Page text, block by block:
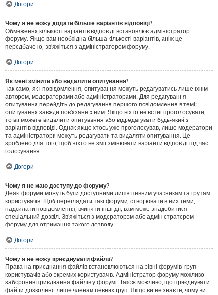
Догори
Чому я не можу додати більше варіантів відповіді?
Обмеження кількості варіантів відповіді встановлює адміністратор
форуму. Якщо вам необхідна більша кількості варіантів, аніж це
передбачено, зв'яжіться з адміністратором форуму.
Догори
Як мені змінити або видалити опитування?
Так само, як і повідомлення, опитування можуть редагуватись лише їхнім
автором, модераторами або адміністраторами. Для редагування
опитування перейдіть до редагування першого повідомлення в темі;
опитування завжди пов'язане з ним. Якщо ніхто не встиг проголосувати,
то ви можете видалити опитування або відредагувати будь-який з
варіантів відповіді. Однак якщо хтось уже проголосував, лише модератори
та адміністратори можуть редагувати та видаляти опитування. Це
зроблено для того, щоб ніхто не зміг змінювати варіанти відповіді під час
голосування.
Догори
Чому я не маю доступу до форуму?
Деякі форуми можуть бути доступними лише певним учасникам та групам
користувачів. Щоб переглядати такі форуми, створювати в них теми,
надсилати повідомлення, вчиняти інші дії, вам може знадобитися
спеціальний дозвіл. Зв'яжіться з модератором або адміністратором
форуму для отримання такого дозволу.
Догори
Чому я не можу приєднувати файли?
Права на приєднання файлів встановлюються на рівні форумів, груп
користувачів або окремих користувачів. Адміністратор форуму можливо
заборонив приєднання файлів у форумі. Також можливо, що приєднувати
файли дозволено лише членам певних груп. Якщо ви не знаєте, чому ви